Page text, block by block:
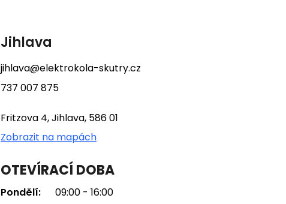
Jihlava
jihlava@elektrokola-skutry.cz
737 007 875
Fritzova 4, Jihlava, 586 01
Zobrazit na mapách
OTEVÍRACÍ DOBA
Pondělí:
09:00 - 16:00